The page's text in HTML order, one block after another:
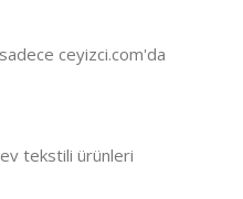
ceyizci.com'da
tekstili ürünleri